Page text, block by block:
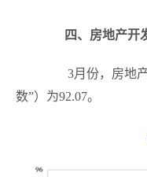
四、房地产开
3月份，房地
数”）为92.07。